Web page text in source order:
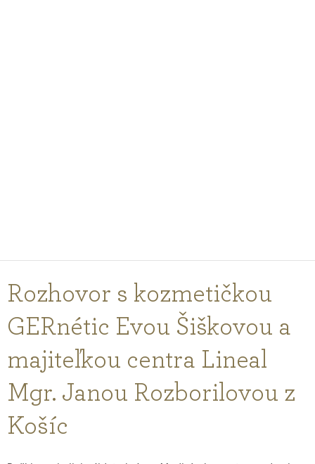
Rozhovor s kozmetičkou
GERnétic Evou Šiškovou a
majiteľkou centra Lineal
Mgr. Janou Rozborilovou z
Košíc